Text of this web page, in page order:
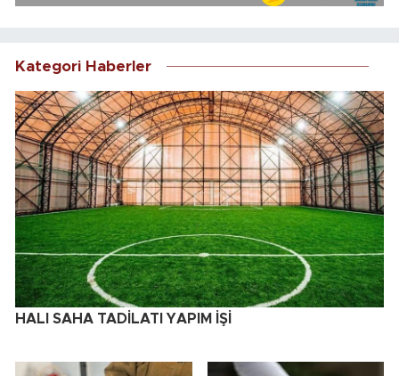
Kategori Haberler
HALI SAHA TADİLATI YAPIM İŞİ